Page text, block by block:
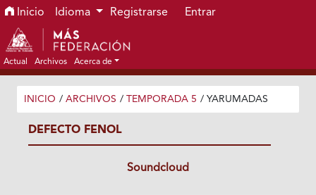
Ir al menú de navegación principal
Ir al contenido principal
Ir al pie de página del sitio
Inicio Idioma Registrarse Entrar
Actual Archivos Acerca de
INICIO / ARCHIVOS / TEMPORADA 5 / YARUMADAS
DEFECTO FENOL
Soundcloud